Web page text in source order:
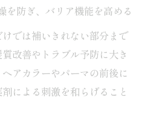
美容院ケア選択ポイント
を防ぎ、バリア機能を高める
では補いきれない部分まで
改善やトラブル予防に大き
アカラーやパーマの前後に
による刺激を和らげること